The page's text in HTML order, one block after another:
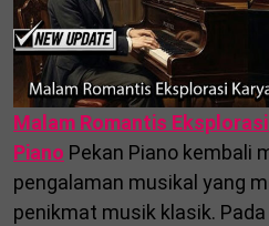
Malam Romantis
Piano Pekan Piano kembali
pengalaman musikal yang
penikmat musik klasik.